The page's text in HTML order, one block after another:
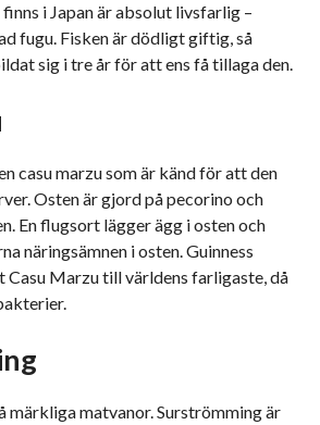
finns i Japan är absolut livsfarlig –
fugu. Fisken är dödligt giftig, så
sig i tre år för att ens få tillaga den.
casu marzu som är känd för att den
Osten är gjord på pecorino och
En flugsort lägger ägg i osten och
näringsämnen i osten. Guinness
Marzu till världens farligaste, då
märkliga matvanor. Surströmming är